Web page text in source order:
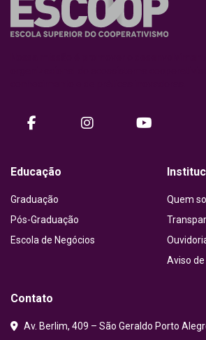
facebookinstagram
Educação
Graduação
Pós-Graduação
Escola de Negócios
Quem
Aviso
Contato
Av. Berlim, 409 – São Geraldo Porto